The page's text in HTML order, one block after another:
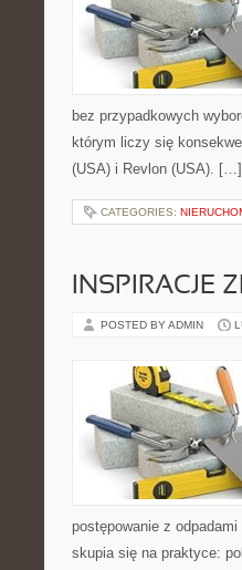
bez przypadkowych
którym liczy się
(USA) i Revlon (USA). […]
CATEGORIES:
INSPIRACJE
POSTED BY ADMIN
postępowanie z
skupia się na praktyce: